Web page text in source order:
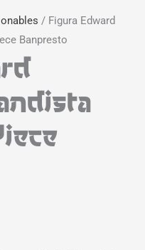
/ Figura Edward
Banpresto